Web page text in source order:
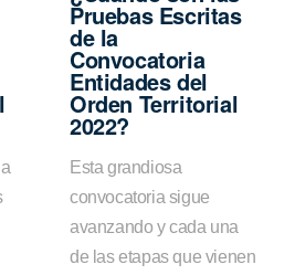
Pruebas Escritas
de la
Convocatoria
Entidades del
Orden Territorial
2022?
Esta grandiosa
convocatoria sigue
avanzando y cada una
de las etapas que vienen